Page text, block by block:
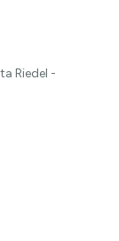
Riedel -